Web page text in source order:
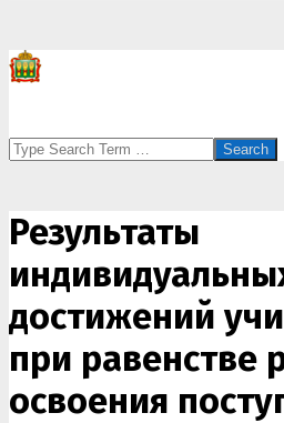
Search
Результаты
достижений
при равенстве
освоения